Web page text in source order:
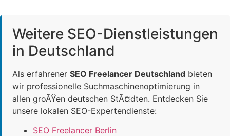
Weitere SEO-Dienstleistungen
in Deutschland
Als erfahrener SEO Freelancer Deutschland bieten
wir professionelle Suchmaschinenoptimierung in
allen groÃŸen deutschen StÃ¤dten. Entdecken Sie
unsere lokalen SEO-Expertendienste:
SEO Freelancer Berlin